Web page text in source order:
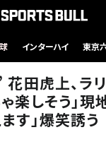
インターハイ 東京
田虎上、ラ
楽しそう」
す」爆笑誘う